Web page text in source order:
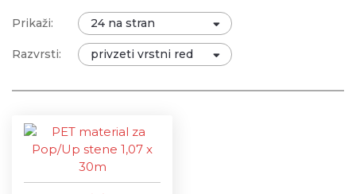
Prikaži:
Razvrsti: